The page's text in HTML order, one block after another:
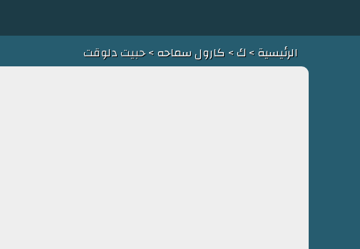
الرئيسية>ك> كارول سماحه> حبيت دلوقت